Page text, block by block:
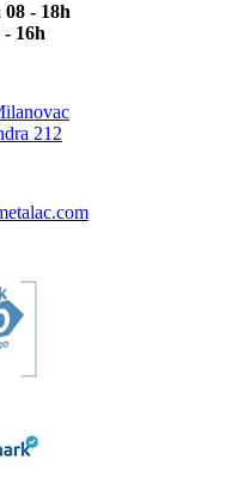
08 - 18h
- 16h
212